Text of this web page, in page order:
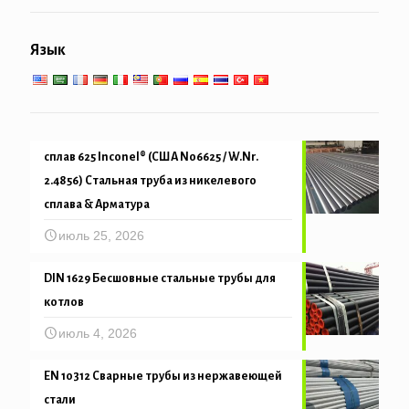
Механическая и точность трубка
Язык
сплав 625 Inconel® (США N06625 / W.Nr.
2.4856) Стальная труба из никелевого
сплава & Арматура
июль 25, 2026
DIN 1629 Бесшовные стальные трубы для
котлов
июль 4, 2026
EN 10312 Сварные трубы из нержавеющей
стали